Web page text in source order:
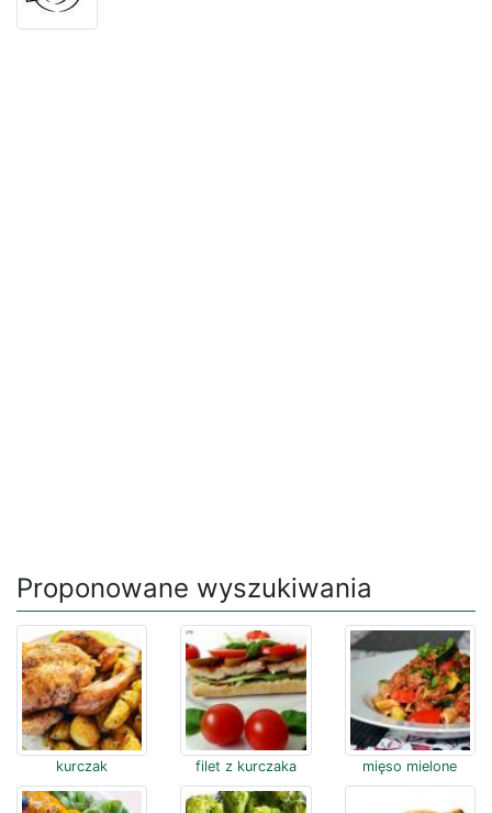
Proponowane wyszukiwania
kurczak filet z kurczaka mięso mielone